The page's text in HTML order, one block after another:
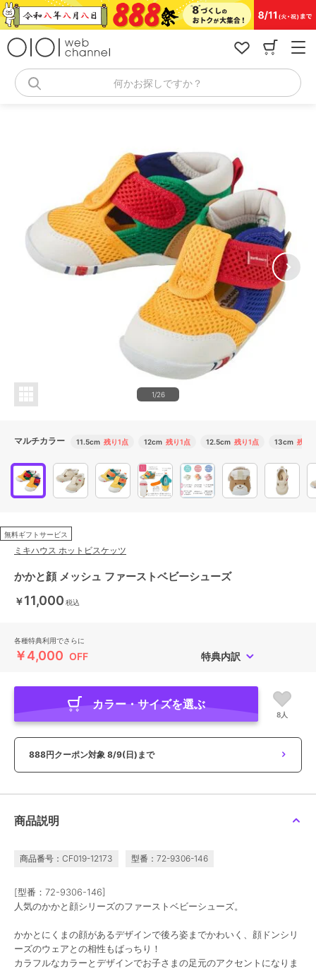
コ
ン
何かお探しですか？
1/26
マルチカラー 11.5cm 残り1点 12cm 残り1点 12.5cm 残り1点 13cm 残り1
無料ギフトサービス
ミキハウス ホットビスケッツ
かかと顔 メッシュ ファーストベビーシューズ
￥11,000 税込
各種特典利用でさらに
￥4,000 OFF 特典内訳
カラー・サイズを選ぶ
8人
888円クーポン対象 8/9(日)まで
商品説明
商品番号：CF019-12173 型番：72-9306-146
[型番：72-9306-146]
人気のかかと顔シリーズのファーストベビーシューズ。
かかとにくまの顔があるデザインで後ろ姿までかわいく、顔ドンシリ
ーズのウェアとの相性もばっちり！
カラフルなカラーとデザインでお子さまの足元のアクセントになりま